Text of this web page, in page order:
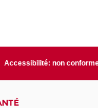
Accessibilité: non